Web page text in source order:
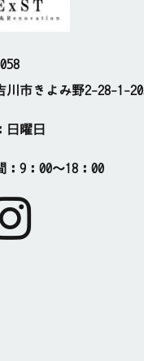
川市きよみ野2-28-1-
日曜日
： 9：00～18：00